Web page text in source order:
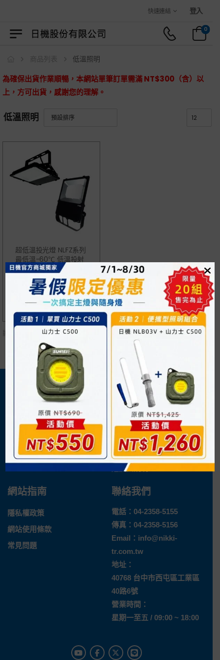
歡迎光臨日機官方購物商城！
快速連結 登入
0
低溫照明
為確保出貨作業順暢，本網站單筆訂單需滿 NT$300（含）以
上，方可出貨，感謝您的理解。
低溫照明
超低溫投光燈 NLFZ系列
最低溫-60℃ 低溫投射
燈 冷凍燈 冷凍庫照明
NT$7,200
顯示單一結果
關於我們
日機官方網站
企業概況
最新消息
購物須知
購物流程
付款方式
運送方式
退換貨說明
網站指南
隱私權政策
網站使用條款
常見問題
聯絡我們
電話： 04-2358-5155
傳真：04-2358-5156
Email： info@nikki-
tr.com.tw
地址：
40768 台中市西屯區工業區
40路6號
營業時間：
星期一至五 / 09:00 ~ 18:00